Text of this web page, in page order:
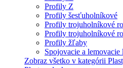
Profily Z
Profily šesťuholníkové
Profily trojuholníkové
Profily trojuholníkové
Profily žľaby
Spojovacie a lemovacie
Zobraz všetko v kategórii